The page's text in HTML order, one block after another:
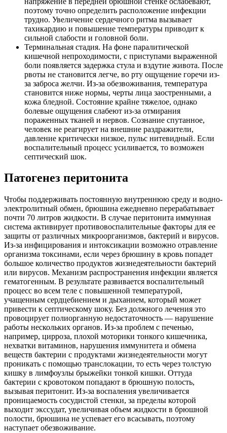
поэтому точно определить расположение инфекции
трудно. Увеличение сердечного ритма вызывает
тахикардию и повышение температуры приводит к
сильной слабости и головной боли.
Терминальная стадия. На фоне паралитической
кишечной непроходимости, с приступами выраженной
боли появляется задержка стула и вздутие живота. После
рвоты не становится легче, во рту ощущение горечи из-
за заброса желчи. Из-за обезвоживания, температура
становится ниже нормы, черты лица заостренными, а
кожа бледной. Состояние крайне тяжелое, однако
болевые ощущения слабеют из-за отмирания
пораженных тканей и нервов. Сознание спутанное,
человек не реагирует на внешние раздражители,
давление критически низкое, пульс нитевидный. Если
воспалительный процесс усиливается, то возможен
септический шок.
Патогенез перитонита
Чтобы поддерживать постоянную внутреннюю среду и водно-
электролитный обмен, брюшина ежедневно перерабатывает
почти 70 литров жидкости. В случае перитонита иммунная
система активирует противовоспалительные факторы для ее
защиты от различных микроорганизмов, бактерий и вирусов.
Из-за инфицирования и интоксикации возможно отравление
организма токсинами, если через брюшину в кровь попадет
большое количество продуктов жизнедеятельности бактерий
или вирусов. Механизм распространения инфекции является
гематогенным. В результате развивается воспалительный
процесс во всем теле с повышенной температурой,
учащенным сердцебиением и дыханием, который может
привести к септическому шоку. Без должного лечения это
провоцирует полиорганную недостаточность — нарушение
работы нескольких органов. Из-за проблем с печенью,
например, цирроза, плохой моторики тонкого кишечника,
нехватки витаминов, нарушения иммунитета и обмена
веществ бактерии с продуктами жизнедеятельности могут
проникать с помощью транслокации, то есть через толстую
кишку в лимфоузлы брыжейки тонкой кишки. Оттуда
бактерии с кровотоком попадают в брюшную полость,
вызывая перитонит. Из-за воспаления увеличивается
проницаемость сосудистой стенки, за пределы которой
выходит экссудат, увеличивая объем жидкости в брюшной
полости, брюшина не успевает его всасывать, поэтому
наступает обезвоживание.